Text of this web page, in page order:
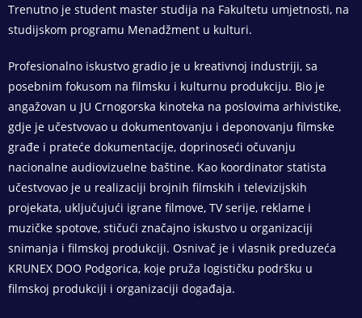
Trenutno je student master studija na Fakultetu umjetnosti, na
studijskom programu Menadžment u kulturi.
Profesionalno iskustvo gradio je u kreativnoj industriji, sa
posebnim fokusom na filmsku i kulturnu produkciju. Bio je
angažovan u JU Crnogorska kinoteka na poslovima arhivistike,
gdje je učestvovao u dokumentovanju i deponovanju filmske
građe i prateće dokumentacije, doprinoseći očuvanju
nacionalne audiovizuelne baštine. Kao koordinator statista
učestvovao je u realizaciji brojnih filmskih i televizijskih
projekata, uključujući igrane filmove, TV serije, reklame i
muzičke spotove, stičući značajno iskustvo u organizaciji
snimanja i filmskoj produkciji. Osnivač je i vlasnik preduzeća
KRUNEX DOO Podgorica, koje pruža logističku podršku u
filmskoj produkciji i organizaciji događaja.